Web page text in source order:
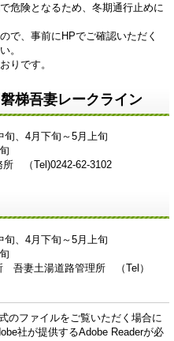
危険となるため、冬期通行止めに
で、事前にHPでご確認いただく
。
りです。
梯吾妻レークライン
旬、4月下旬～5月上旬
所 （Tel)0242-62-3102
旬、4月下旬～5月上旬
吾妻土湯道路管理所 （Tel）
のファイルをご覧いただく場合に
社が提供するAdobe Readerが必